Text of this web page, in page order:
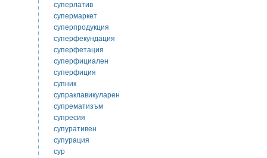
суперлатив
супермаркет
суперпродукция
суперфекундация
суперфетация
суперфициален
суперфиция
супник
супраклавикуларен
супрематизъм
супресия
супуративен
супурация
сур